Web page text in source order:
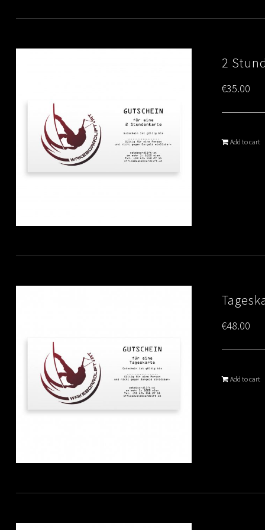
2
€35.00
Add to cart
€48.00
Add to cart